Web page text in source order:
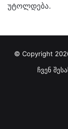
უტოლდება.
© Copyright
ჩვენ